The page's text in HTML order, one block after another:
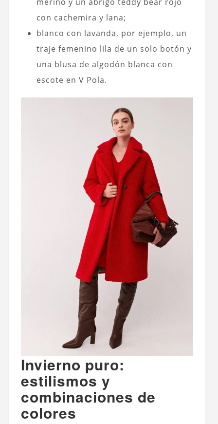
con cachemira y lana;
blanco con lavanda, por ejemplo, un
traje femenino lila de un solo botón y
una blusa de algodón blanca con
escote en V Pola.
Invierno puro:
estilismos y
combinaciones de
colores